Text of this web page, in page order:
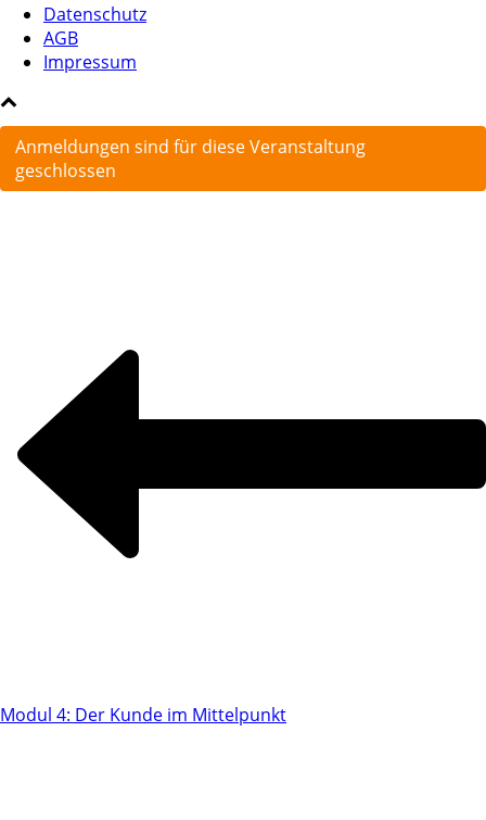
Datenschutz
AGB
Impressum
Anmeldungen sind für diese Veranstaltung
geschlossen
Modul 4: Der Kunde im Mittelpunkt